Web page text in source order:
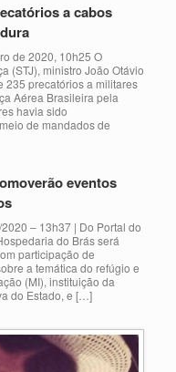
a cabos
de 2020, 10h25 O
(STJ), ministro João Otávio
235 precatórios a militares
Aérea Brasileira pela
havia sido
de mandados de
eventos
– 13h37 | Do Portal do
do Brás será
participação de
a temática do refúgio e
(MI), instituição da
do Estado, e […]